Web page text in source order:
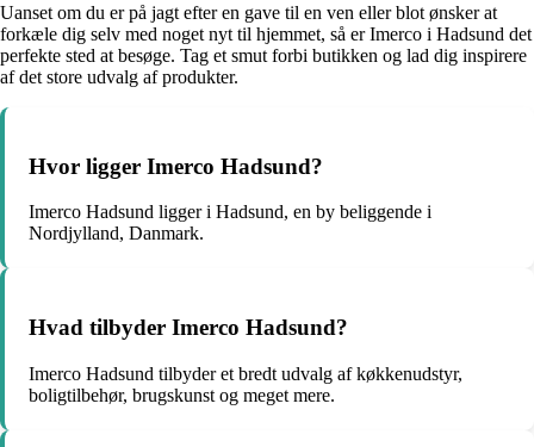
Uanset om du er på jagt efter en gave til en ven eller blot ønsker at
forkæle dig selv med noget nyt til hjemmet, så er Imerco i Hadsund det
perfekte sted at besøge. Tag et smut forbi butikken og lad dig inspirere
af det store udvalg af produkter.
Hvor ligger Imerco Hadsund?
Imerco Hadsund ligger i Hadsund, en by beliggende i
Nordjylland, Danmark.
Hvad tilbyder Imerco Hadsund?
Imerco Hadsund tilbyder et bredt udvalg af køkkenudstyr,
boligtilbehør, brugskunst og meget mere.